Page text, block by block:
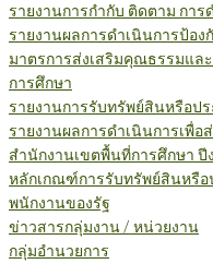
รายงานการกำกับ ติดตาม การ
รายงานผลการดำเนินการป้อ
มาตรการส่งเสริมคุณธรรมแล
การศึกษา
รายงานการรับทรัพย์สินหรือป
รายงานผลการดำเนินการเพื่
สำนักงานเขตพื้นที่การศึกษา ปี
หลักเกณฑ์การรับทรัพย์สินหรือ
พนักงานของรัฐ
ข่าวสารกลุ่มงาน / หน่วยงาน
กลุ่มอำนวยการ